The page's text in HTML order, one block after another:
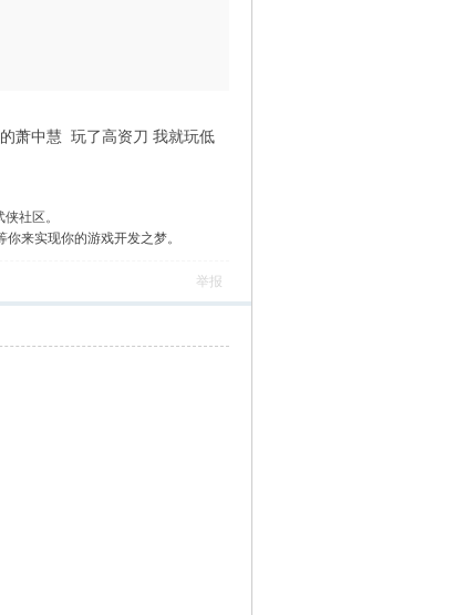
萧中慧 玩了高资刀 我就玩低
社区。
来实现你的游戏开发之梦。
举报